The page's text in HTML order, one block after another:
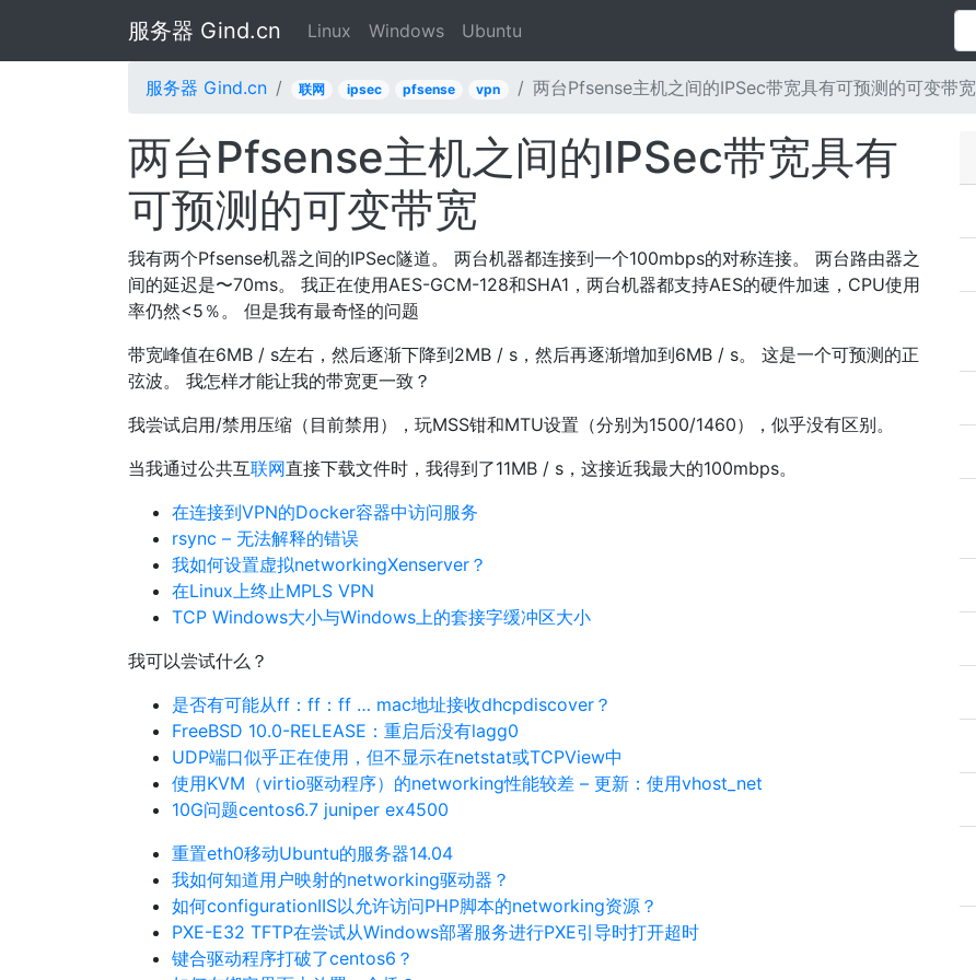
服务器 Gind.cn Linux Windows Ubuntu
服务器 Gind.cn 联网 ipsec pfsense vpn 两台Pfsense主机之间的IPSec带宽具有可预测的可变带宽
两台Pfsense主机之间的IPSec带宽具有
可预测的可变带宽
我有两个Pfsense机器之间的IPSec隧道。 两台机器都连接到一个100mbps的对称连接。 两台路由器之
间的延迟是〜70ms。 我正在使用AES-GCM-128和SHA1，两台机器都支持AES的硬件加速，CPU使用
率仍然<5％。 但是我有最奇怪的问题
带宽峰值在6MB / s左右，然后逐渐下降到2MB / s，然后再逐渐增加到6MB / s。 这是一个可预测的正
弦波。 我怎样才能让我的带宽更一致？
我尝试启用/禁用压缩（目前禁用），玩MSS钳和MTU设置（分别为1500/1460），似乎没有区别。
当我通过公共互联网直接下载文件时，我得到了11MB / s，这接近我最大的100mbps。
在连接到VPN的Docker容器中访问服务
rsync – 无法解释的错误
我如何设置虚拟networkingXenserver？
在Linux上终止MPLS VPN
TCP Windows大小与Windows上的套接字缓冲区大小
我可以尝试什么？
是否有可能从ff：ff：ff … mac地址接收dhcpdiscover？
FreeBSD 10.0-RELEASE：重启后没有lagg0
UDP端口似乎正在使用，但不显示在netstat或TCPView中
使用KVM（virtio驱动程序）的networking性能较差 – 更新：使用vhost_net
10G问题centos6.7 juniper ex4500
重置eth0移动Ubuntu的服务器14.04
我如何知道用户映射的networking驱动器？
如何configurationIIS以允许访问PHP脚本的networking资源？
PXE-E32 TFTP在尝试从Windows部署服务进行PXE引导时打开超时
键合驱动程序打破了centos6？